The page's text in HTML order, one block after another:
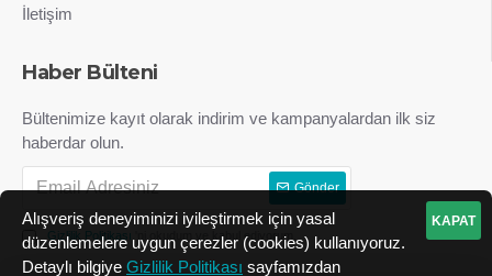
Tek Tıkla Ödeme Kolaylığı
İletişim
Haber Bülteni
Bültenimize kayıt olarak indirim ve kampanyalardan ilk siz
haberdar olun.
Gönder
Gizlilik Politikası 'ni okudum ve kabul ediyorum.
KAPAT
Alışveriş deneyiminizi iyileştirmek için yasal
düzenlemelere uygun çerezler (cookies) kullanıyoruz.
Detaylı bilgiye Gizlilik Politikası sayfamızdan